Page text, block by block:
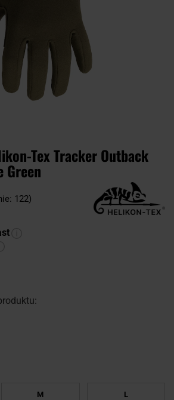
Tex Tracker Outback
Green
122)
M
L